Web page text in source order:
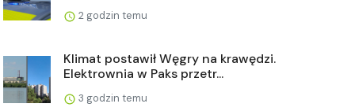
2 godzin temu
Klimat postawił Węgry na krawędzi.
Elektrownia w Paks przetr...
3 godzin temu